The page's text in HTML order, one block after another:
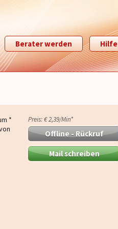
Berater werden Hilfe
Preis: € 2,39/Min*
Offline - Rückruf
Mail schreiben
*